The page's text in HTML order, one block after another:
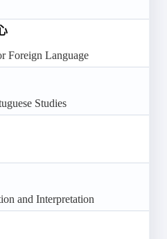
Foreign Language
Studies
and Interpretation